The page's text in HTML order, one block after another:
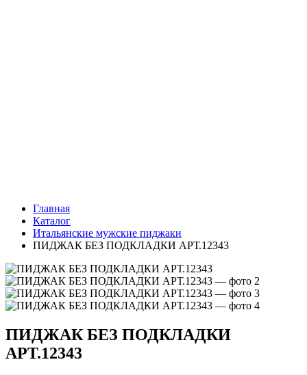
Главная
Каталог
Итальянские мужские пиджаки
ПИДЖАК БЕЗ ПОДКЛАДКИ АРТ.12343
ПИДЖАК БЕЗ ПОДКЛАДКИ
АРТ.12343